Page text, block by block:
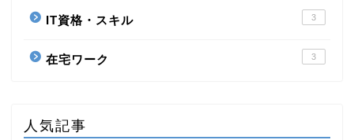
IT資格・スキル 3
在宅ワーク 3
人気記事